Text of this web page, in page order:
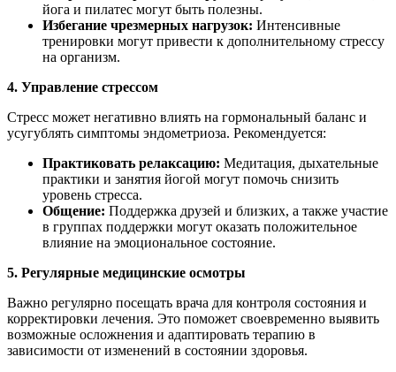
йога и пилатес могут быть полезны.
Избегание чрезмерных нагрузок: Интенсивные
тренировки могут привести к дополнительному стрессу
на организм.
4. Управление стрессом
Стресс может негативно влиять на гормональный баланс и
усугублять симптомы эндометриоза. Рекомендуется:
Практиковать релаксацию: Медитация, дыхательные
практики и занятия йогой могут помочь снизить
уровень стресса.
Общение: Поддержка друзей и близких, а также участие
в группах поддержки могут оказать положительное
влияние на эмоциональное состояние.
5. Регулярные медицинские осмотры
Важно регулярно посещать врача для контроля состояния и
корректировки лечения. Это поможет своевременно выявить
возможные осложнения и адаптировать терапию в
зависимости от изменений в состоянии здоровья.